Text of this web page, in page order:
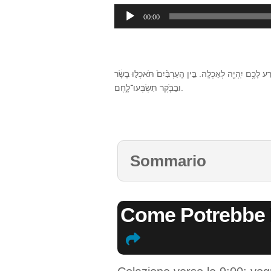
Audio
00:00
לָכֶ֥ם יִֽהְיֶ֖ה לְאׇכְלָֽה. בֵּ֤ין הָֽעַרְבַּ֨יִם֙ תֹּאכְל֣וּ בָשָׂ֔ר
וּבַבֹּ֖קֶר תִּשְׂבְּעוּ־לָ֑חֶם.
Sommario
Come Potrebbe